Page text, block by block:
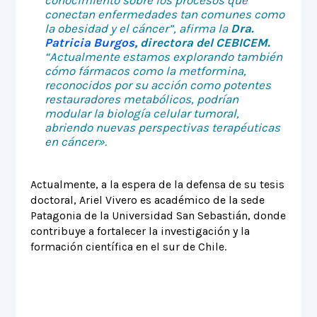
conectan enfermedades tan comunes como
la obesidad y el cáncer”, afirma la Dra.
Patricia Burgos, directora del CEBICEM.
“Actualmente estamos explorando también
cómo fármacos como la metformina,
reconocidos por su acción como potentes
restauradores metabólicos, podrían
modular la biología celular tumoral,
abriendo nuevas perspectivas terapéuticas
en cáncer».
Actualmente, a la espera de la defensa de su tesis
doctoral, Ariel Vivero es académico de la sede
Patagonia de la Universidad San Sebastián, donde
contribuye a fortalecer la investigación y la
formación científica en el sur de Chile.